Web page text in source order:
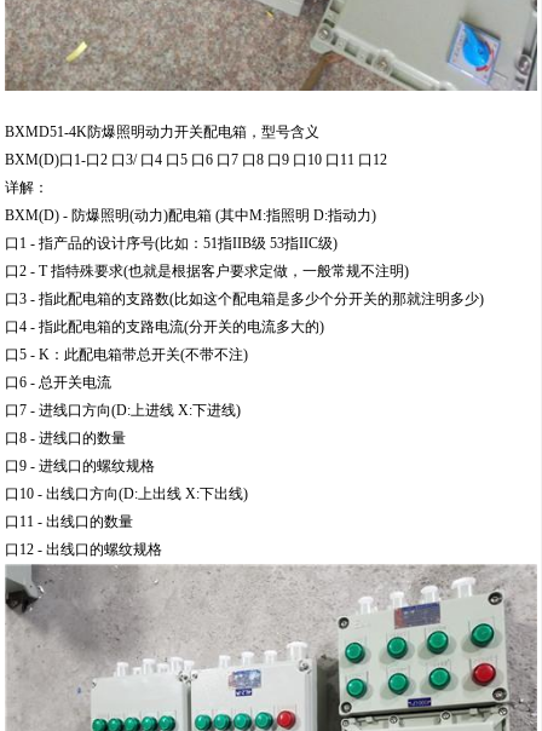
BXMD51-4K防爆照明动力开关配电箱，型号含义
BXM(D)口1-口2 口3/ 口4 口5 口6 口7 口8 口9 口10 口11 口12
详解：
BXM(D) - 防爆照明(动力)配电箱 (其中M:指照明 D:指动力)
口1 - 指产品的设计序号(比如：51指IIB级 53指IIC级)
口2 - T 指特殊要求(也就是根据客户要求定做，一般常规不注明)
口3 - 指此配电箱的支路数(比如这个配电箱是多少个分开关的那就注明多少)
口4 - 指此配电箱的支路电流(分开关的电流多大的)
口5 - K：此配电箱带总开关(不带不注)
口6 - 总开关电流
口7 - 进线口方向(D:上进线 X:下进线)
口8 - 进线口的数量
口9 - 进线口的螺纹规格
口10 - 出线口方向(D:上出线 X:下出线)
口11 - 出线口的数量
口12 - 出线口的螺纹规格